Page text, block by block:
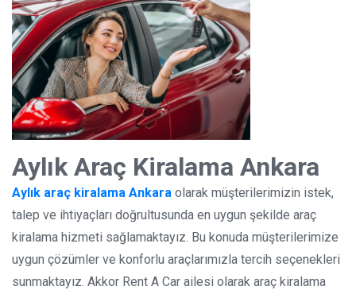
Aylık Araç Kiralama Ankara
Aylık araç kiralama Ankara olarak müşterilerimizin istek,
talep ve ihtiyaçları doğrultusunda en uygun şekilde araç
kiralama hizmeti sağlamaktayız. Bu konuda müşterilerimize
uygun çözümler ve konforlu araçlarımızla tercih seçenekleri
sunmaktayız. Akkor Rent A Car ailesi olarak araç kiralama